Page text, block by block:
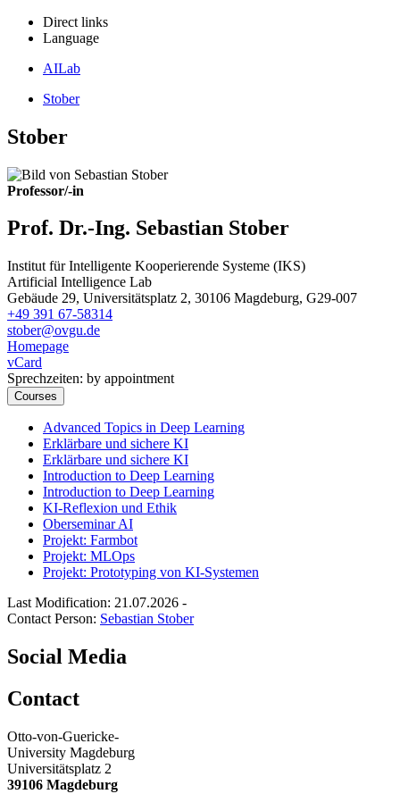
Direct links
Language
AILab
Stober
Stober
Professor/-in
Prof. Dr.-Ing. Sebastian Stober
Institut für Intelligente Kooperierende Systeme (IKS)
Artificial Intelligence Lab
Gebäude 29, Universitätsplatz 2, 30106 Magdeburg, G29-007
+49 391 67-58314
stober@ovgu.de
Homepage
vCard
Sprechzeiten: by appointment
Courses
Advanced Topics in Deep Learning
Erklärbare und sichere KI
Erklärbare und sichere KI
Introduction to Deep Learning
Introduction to Deep Learning
KI-Reflexion und Ethik
Oberseminar AI
Projekt: Farmbot
Projekt: MLOps
Projekt: Prototyping von KI-Systemen
Last Modification: 21.07.2026 -
Contact Person: Sebastian Stober
Social Media
Contact
Otto-von-Guericke-
University Magdeburg
Universitätsplatz 2
39106 Magdeburg